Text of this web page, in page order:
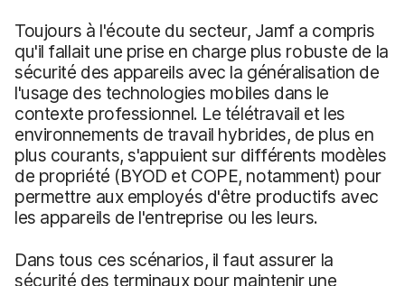
Toujours à l'écoute du secteur, Jamf a compris
qu'il fallait une prise en charge plus robuste de la
sécurité des appareils avec la généralisation de
l'usage des technologies mobiles dans le
contexte professionnel. Le télétravail et les
environnements de travail hybrides, de plus en
plus courants, s'appuient sur différents modèles
de propriété (BYOD et COPE, notamment) pour
permettre aux employés d'être productifs avec
les appareils de l'entreprise ou les leurs.
Dans tous ces scénarios, il faut assurer la
sécurité des terminaux pour maintenir une